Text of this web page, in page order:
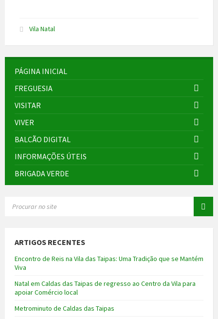
Vila Natal
PÁGINA INICIAL
FREGUESIA
VISITAR
VIVER
BALCÃO DIGITAL
INFORMAÇÕES ÚTEIS
BRIGADA VERDE
ARTIGOS RECENTES
Encontro de Reis na Vila das Taipas: Uma Tradição que se Mantém
Viva
Natal em Caldas das Taipas de regresso ao Centro da Vila para
apoiar Comércio local
Metrominuto de Caldas das Taipas